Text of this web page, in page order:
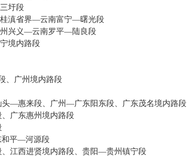
圩段
滇省界—云南富宁—曙光段
兴义—云南罗平—陆良段
境内路段
广州境内路段
—惠来段、广州—广东阳东段、广东茂名境内路段
广东惠州境内路段
平—河源段
西进贤境内路段、贵阳—贵州镇宁段